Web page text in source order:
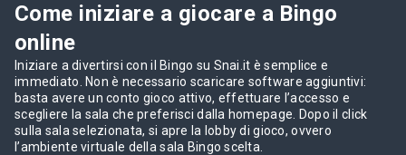
Come iniziare a giocare a Bingo
online
Iniziare a divertirsi con il Bingo su Snai.it è semplice e
immediato. Non è necessario scaricare software aggiuntivi:
basta avere un conto gioco attivo, effettuare l’accesso e
scegliere la sala che preferisci dalla homepage. Dopo il click
sulla sala selezionata, si apre la lobby di gioco, ovvero
l’ambiente virtuale della sala Bingo scelta.